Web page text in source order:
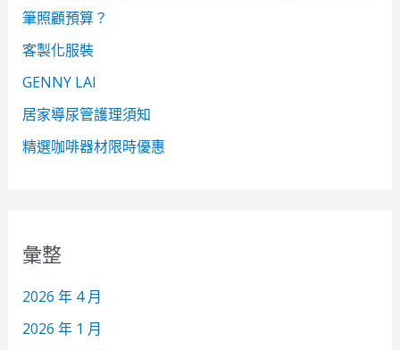
筆照顧預算？
客製化服裝
GENNY LAI
居家導尿管護理須知
精選咖啡器材限時優惠
彙整
2026 年 4 月
2026 年 1 月